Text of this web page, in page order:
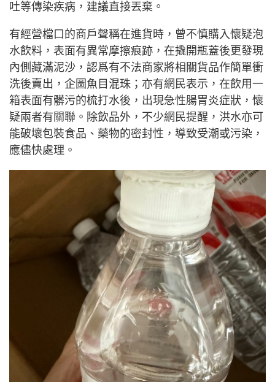
吐等傳染疾病，建議直接丟棄。
有經營檔口的商戶聲稱在進貨時，曾不慎購入懷疑泡
水飲料，表面有異常摩擦痕跡，在撬開瓶蓋後更發現
內側藏滿泥沙，認爲有不法商家將相關貨品作簡單衝
洗後賣出，企圖魚目混珠；亦有網民表示，在飲用一
箱表面有髒污的梳打水後，出現急性腸胃炎症狀，懷
疑兩者有關聯。除飲品外，不少網民提醒，洪水亦可
能破壞包裝食品、藥物的密封性，導致受潮或污染，
應儘快處理。